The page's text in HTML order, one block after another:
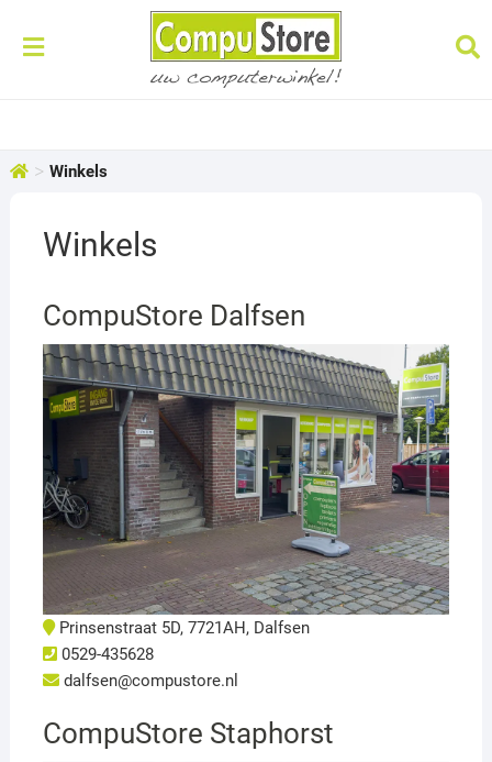
> Winkels
Winkels
CompuStore Dalfsen
Prinsenstraat 5D, 7721AH, Dalfsen
0529-435628
dalfsen@compustore.nl
CompuStore Staphorst